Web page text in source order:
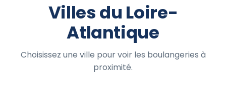
Villes du Loire-
Atlantique
Choisissez une ville pour voir les boulangeries à
proximité.